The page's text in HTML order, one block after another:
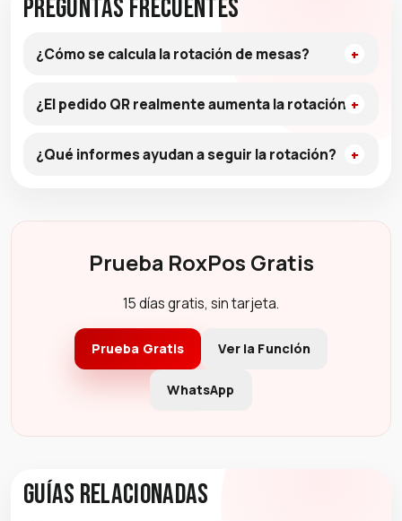
Preguntas Frecuentes
¿Cómo se calcula la rotación de mesas?
¿El pedido QR realmente aumenta la rotación?
¿Qué informes ayudan a seguir la rotación?
Prueba RoxPos Gratis
15 días gratis, sin tarjeta.
Prueba Gratis Ver la Función
WhatsApp
Guías Relacionadas